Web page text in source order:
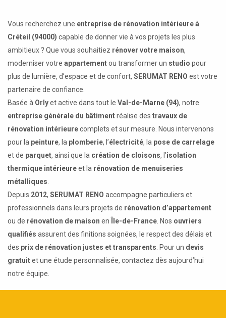
Vous recherchez une entreprise de rénovation intérieure à
Créteil (94000) capable de donner vie à vos projets les plus
ambitieux ? Que vous souhaitiez rénover votre maison,
moderniser votre appartementou transformer un studio pour
plus de lumière, d’espace et de confort, SERUMAT RENO est votre
partenaire de confiance.
Basée à Orlyet active dans tout le Val-de-Marne (94), notre
entreprise générale du bâtimentréalise des travaux de
rénovation intérieurecomplets et sur mesure. Nous intervenons
pour la peinture, la plomberie, l’électricité, la pose de carrelage
et de parquet, ainsi que la création de cloisons, l’isolation
thermique intérieureet la rénovation de menuiseries
métalliques
Depuis 2012, SERUMAT RENO accompagne particuliers et
professionnels dans leurs projets de rénovation d’appartement
ou de rénovation de maison en Île-de-France . Nos ouvriers
qualifiés assurent des finitions soignées, le respect des délais et
des prix de rénovation justes et transparents . Pour un devis
gratuitet une étude personnalisée, contactez dès aujourd’hui
notre équipe.